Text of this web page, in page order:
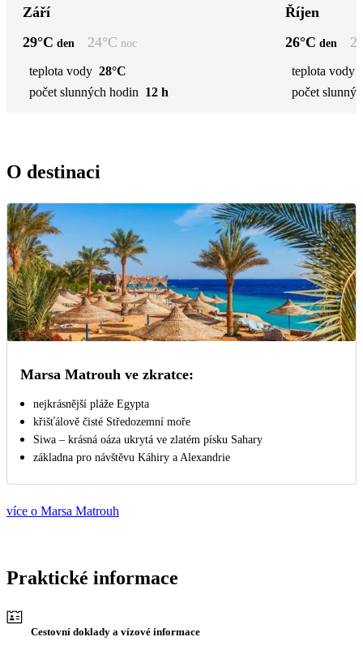
Září
29°C den 24°C noc
teplota vody 28°C
počet slunných hodin 12 h
Říjen
26°C den
teplota vody
počet
O destinaci
Marsa Matrouh ve zkratce:
nejkrásnější pláže Egypta
křišťálově čisté Středozemní moře
Siwa – krásná oáza ukrytá ve zlatém písku Sahary
základna pro návštěvu Káhiry a Alexandrie
více o Marsa Matrouh
Praktické informace
Cestovní doklady a vízové informace